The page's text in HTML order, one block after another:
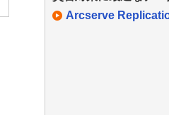
Arcserve